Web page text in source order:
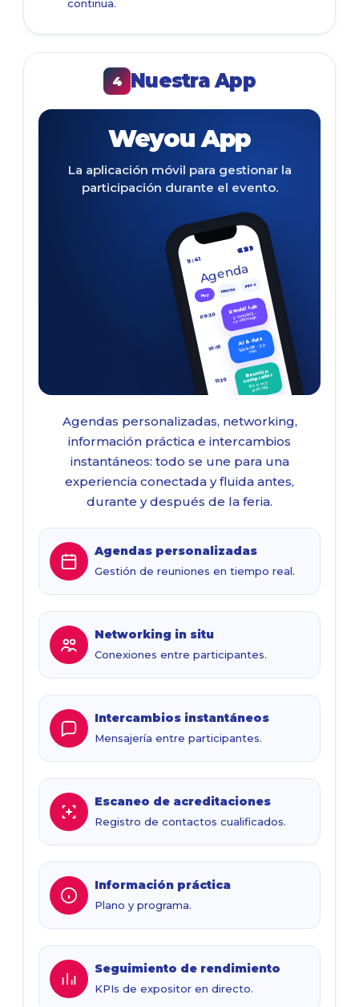
continua.
4 Nuestra App
Weyou App
La aplicación móvil para gestionar la
participación durante el evento.
9:41
Agenda
Hoy
Matchs
Infos
09:30
Randail Lab
Stand B12 ·
confirmado
10:15
AI & data
Table 08 · 30
min
11:20
Reunión
comprador
Room 2 ·
priority
Hall central
Agendas personalizadas, networking,
información práctica e intercambios
instantáneos: todo se une para una
experiencia conectada y fluida antes,
durante y después de la feria.
Agendas personalizadas
Gestión de reuniones en tiempo real.
Networking in situ
Conexiones entre participantes.
Intercambios instantáneos
Mensajería entre participantes.
Escaneo de acreditaciones
Registro de contactos cualificados.
Información práctica
Plano y programa.
Seguimiento de rendimiento
KPIs de expositor en directo.